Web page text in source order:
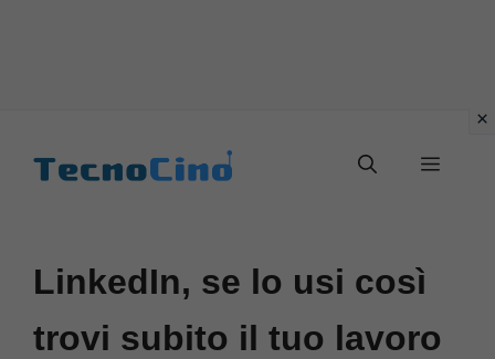
Menu
LinkedIn, se lo usi così
trovi subito il tuo lavoro